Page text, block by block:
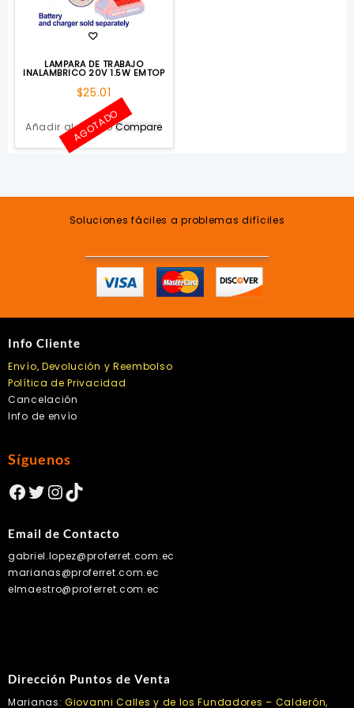
LAMPARA DE TRABAJO
INALAMBRICO 20V 1.5W EMTOP
$25.01
Añadir al carrito
AGOTADOCompare
Soluciones fáciles a problemas difíciles
Info Cliente
Envío, Devolución y Reembolso
Política de Privacidad
Cancelación
Info de envío
Síguenos
Facebook
Twitter
Instagram
TikTok
Email de Contacto
gabriel.lopez@proferret.com.ec
marianas@proferret.com.ec
elmaestro@proferret.com.ec
Dirección Puntos de Venta
Marianas: Giovanni Calles y de los Fundadores – Calderón,